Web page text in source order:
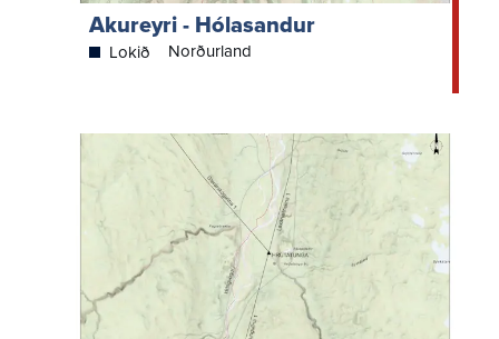
Akureyri - Hólasandur
Lokið Norðurland